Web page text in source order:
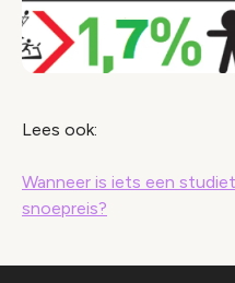
Lees ook:
Wanneer is iets een
snoepreis?